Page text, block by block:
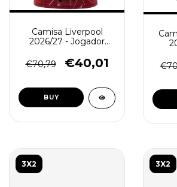
Camisa Liverpool
2026/27 - Jogador
€70,79
€40,01
BUY
3X2 3X2